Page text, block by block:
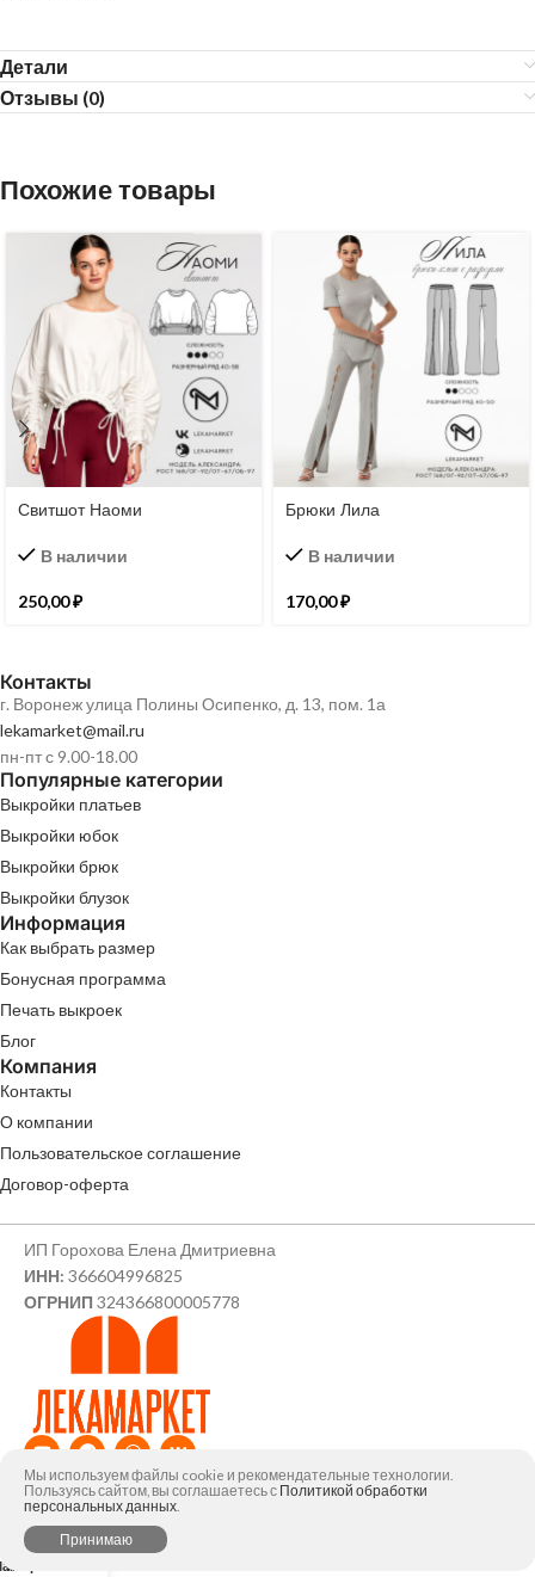
Детали
Отзывы (0)
Похожие товары
Свитшот Наоми
В наличии
250,00₽
Брюки Лила
В наличии
170,00₽
Контакты
г. Воронеж улица Полины Осипенко, д. 13, пом. 1а
lekamarket@mail.ru
пн-пт с 9.00-18.00
Популярные категории
Выкройки платьев
Выкройки юбок
Выкройки брюк
Выкройки блузок
Информация
Как выбрать размер
Бонусная программа
Печать выкроек
Блог
Компания
Контакты
О компании
Пользовательское соглашение
Договор-оферта
ИП Горохова Елена Дмитриевна
ИНН: 366604996825
ОГРНИП 324366800005778
© ИП Горохова Елена Дмитриевна, 2026
Избранное
0
Мы используем файлы cookie и рекомендательные технологии.
Пользуясь сайтом, вы соглашаетесь с Политикой обработки
персональных данных
Принимаю